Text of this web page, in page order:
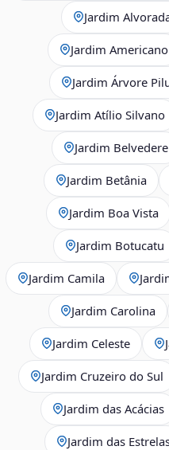
Jardim
Jardim Americano
Jardim Árvore
Jardim Atílio Silvano
Jardim Belvedere
Jardim Betânia
Jardim Boa Vista
Jardim Botucatu
Jardim Camila
Jardim Carolina
Jardim Celeste
Jardim Cruzeiro do Sul
Jardim das Acácias
Jardim das